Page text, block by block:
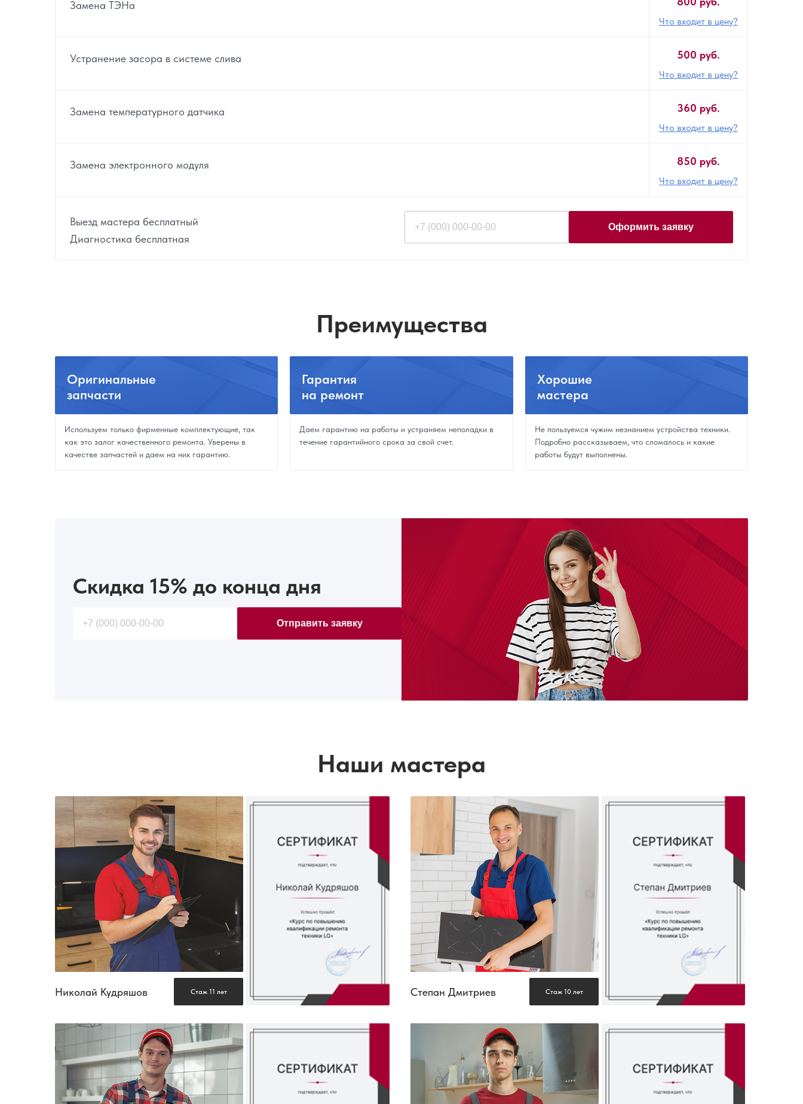
Замена ТЭНа
Что входит в цену?
Устранение засора в системе слива 500 руб.
Что входит в цену?
Замена температурного датчика 360 руб.
Что входит в цену?
Замена электронного модуля 850 руб.
Что входит в цену?
Выезд мастера бесплатный
Диагностика бесплатная
Оформить заявку
Преимущества
Оригинальные
запчасти
Используем только фирменные комплектующие, так
как это залог качественного ремонта. Уверены в
качестве запчастей и даем на них гарантию.
Гарантия
на ремонт
Даем гарантию на работы и устраняем неполадки в
течение гарантийного срока за свой счет.
Хорошие
мастера
Не пользуемся чужим незнанием устройства техники.
Подробно рассказываем, что сломалось и какие
работы будут выполнены.
Скидка 15% до конца дня
Отправить заявку
Наши мастера
Николай Кудряшов Стаж 11 лет Степан Дмитриев Стаж 10 лет